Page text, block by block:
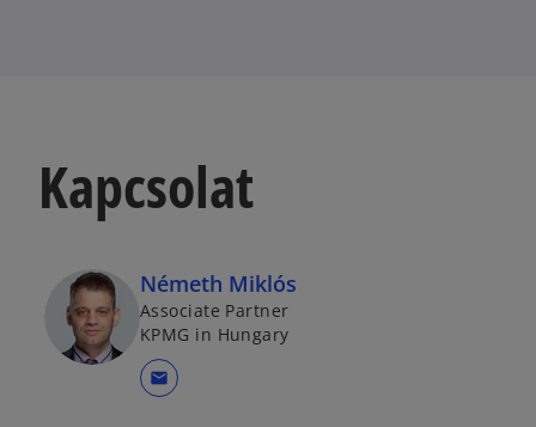
Kapcsolat
Németh Miklós
Associate Partner
KPMG in Hungary
mail